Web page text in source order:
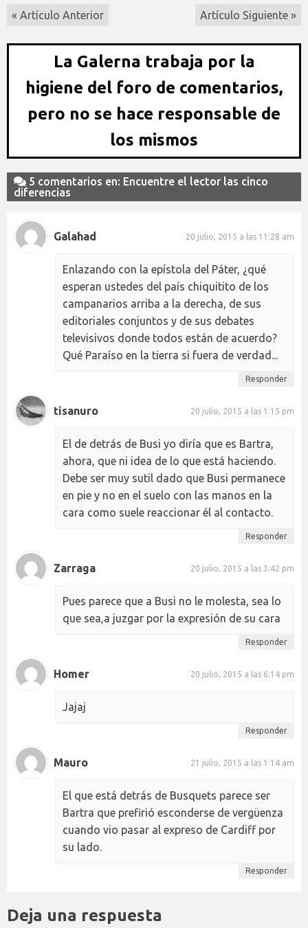
« Artículo Anterior Artículo Siguiente »
La Galerna trabaja por la
higiene del foro de comentarios,
pero no se hace responsable de
los mismos
5 comentarios en: Encuentre el lector las cinco
diferencias
Galahad 20 julio, 2015 a las 11:28 am
Enlazando con la epístola del Páter, ¿qué
esperan ustedes del país chiquitito de los
campanarios arriba a la derecha, de sus
editoriales conjuntos y de sus debates
televisivos donde todos están de acuerdo?
Qué Paraíso en la tierra si fuera de verdad...
Responder
tisanuro 20 julio, 2015 a las 1:15 pm
El de detrás de Busi yo diría que es Bartra,
ahora, que ni idea de lo que está haciendo.
Debe ser muy sutil dado que Busi permanece
en pie y no en el suelo con las manos en la
cara como suele reaccionar él al contacto.
Responder
Zarraga 20 julio, 2015 a las 3:42 pm
Pues parece que a Busi no le molesta, sea lo
que sea,a juzgar por la expresión de su cara
Responder
Homer 20 julio, 2015 a las 6:14 pm
Jajaj
Responder
Mauro 21 julio, 2015 a las 1:14 am
El que está detrás de Busquets parece ser
Bartra que prefirió esconderse de vergüenza
cuando vio pasar al expreso de Cardiff por
su lado.
Responder
Deja una respuesta